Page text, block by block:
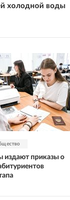
холодной воды
издают приказы о